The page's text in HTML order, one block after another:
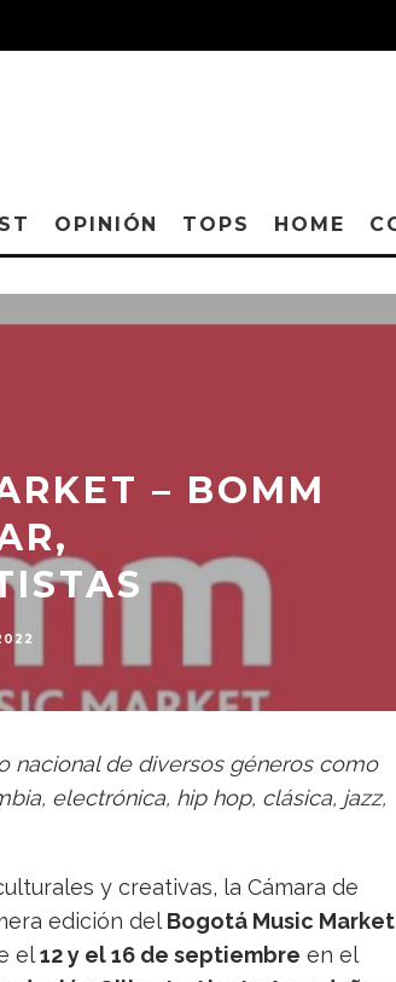
OPINIÓN TOPS HOME
– BOMM
nacional de diversos géneros como
electrónica, hip hop, clásica, jazz,
y creativas, la Cámara de
edición delBogotá Music Market
el12 y el 16 de septiembre en el